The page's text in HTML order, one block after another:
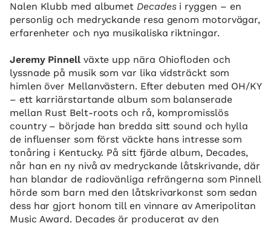
Nalen Klubb med albumetDecadesi ryggen – en
personlig och medryckande resa genom motorvägar,
erfarenheter och nya musikaliska riktningar.
Jeremy Pinnell växte upp nära Ohiofloden och
lyssnade på musik som var lika vidsträckt som
himlen över Mellanvästern. Efter debuten med OH/KY
– ett karriärstartande album som balanserade
mellan Rust Belt-roots och rå, kompromisslös
country – började han bredda sitt sound och hylla
de influenser som först väckte hans intresse som
tonåring i Kentucky. På sitt fjärde album, Decades,
når han en ny nivå av medryckande låtskrivande, där
han blandar de radiovänliga refrängerna som Pinnell
hörde som barn med den låtskrivarkonst som sedan
dess har gjort honom till en vinnare av Ameripolitan
Music Award. Decades är producerat av den